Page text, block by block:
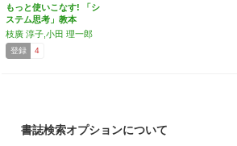
もっと使いこなす! 「シ
ステム思考」教本
枝廣 淳子,小田 理一郎
登録 4
書誌検索オプションについて